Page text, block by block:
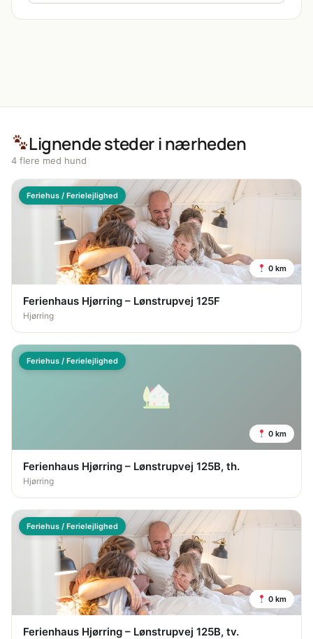
Lignende steder i nærheden
4 flere med hund
Feriehus / Ferielejlighed
0 km
Ferienhaus Hjørring – Lønstrupvej 125F
Hjørring
Feriehus / Ferielejlighed
0 km
Ferienhaus Hjørring – Lønstrupvej 125B, th.
Hjørring
Feriehus / Ferielejlighed
0 km
Ferienhaus Hjørring – Lønstrupvej 125B, tv.